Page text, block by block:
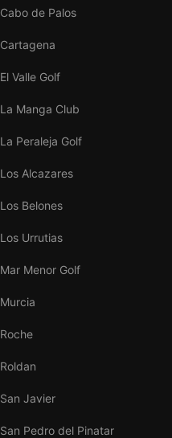
Cabo de Palos
Cartagena
El Valle Golf
La Manga Club
La Peraleja Golf
Los Alcazares
Los Belones
Los Urrutias
Mar Menor Golf
Murcia
Roche
Roldan
San Javier
San Pedro del Pinatar